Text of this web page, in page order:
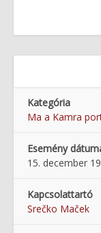
Kategória
Ma a Kamra
Esemény
15. december
Kapcsolattartó
Srečko Maček